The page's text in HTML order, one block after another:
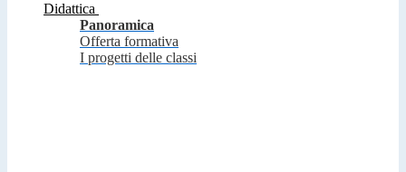
Didattica
Panoramica
Offerta formativa
I progetti delle classi